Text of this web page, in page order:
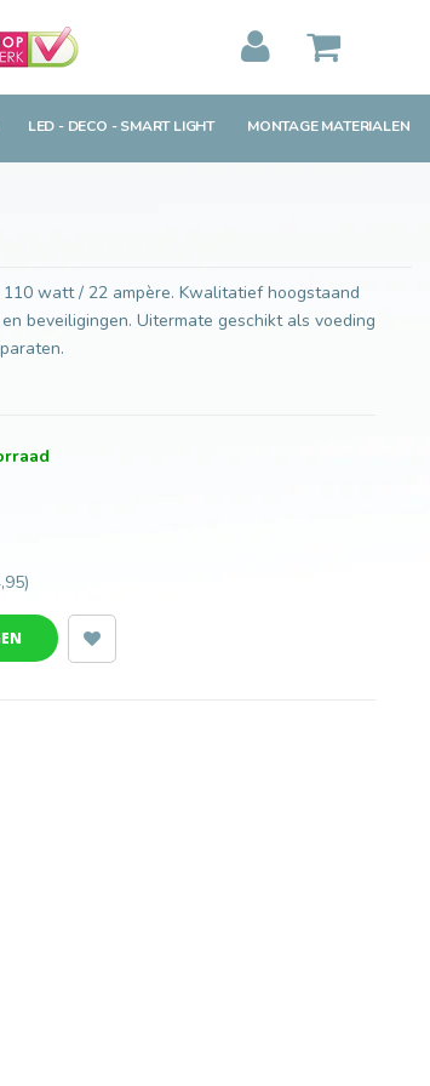
LED - DECO - SMART LIGHT MONTAGE MATERIALEN
watt / 22 ampère. Kwalitatief hoogstaand
beveiligingen. Uitermate geschikt als voeding